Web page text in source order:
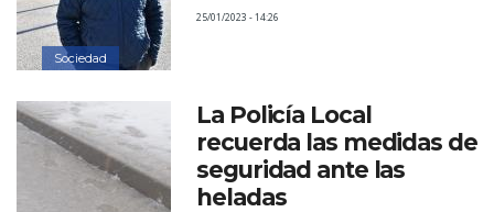
Sociedad
25/01/2023 - 14:26
La Policía Local
recuerda las medidas de
seguridad ante las
heladas